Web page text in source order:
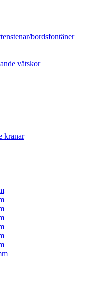
bordsfontäner
vätskor
kranar